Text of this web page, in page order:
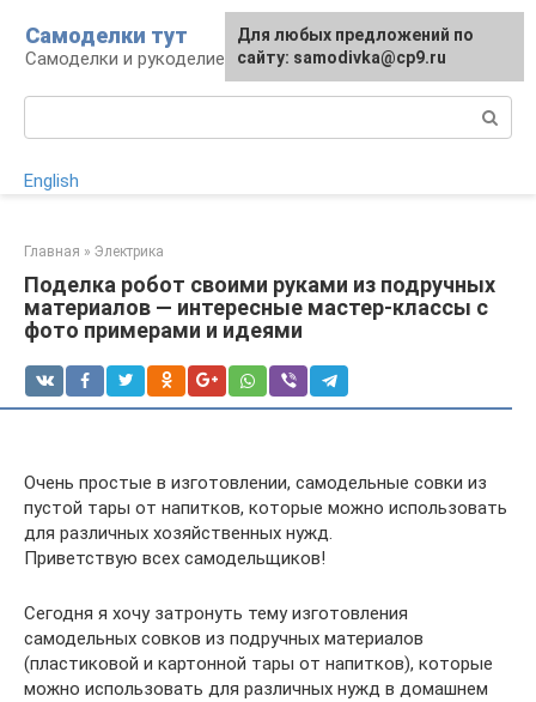
контенту
Самоделки тут
Самоделки и рукоделие для дома и участка
English
Главная » Электрика
Поделка робот своими руками из подручных
материалов — интересные мастер-классы с
фото примерами и идеями
Очень простые в изготовлении, самодельные совки из
пустой тары от напитков, которые можно использовать
для различных хозяйственных нужд.
Приветствую всех самодельщиков!
Сегодня я хочу затронуть тему изготовления
самодельных совков из подручных материалов
(пластиковой и картонной тары от напитков), которые
можно использовать для различных нужд в домашнем
Для любых предложений по
сайту: samodivka@cp9.ru